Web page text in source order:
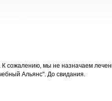
сожалению, мы не назначаем
Альянс". До свидания.